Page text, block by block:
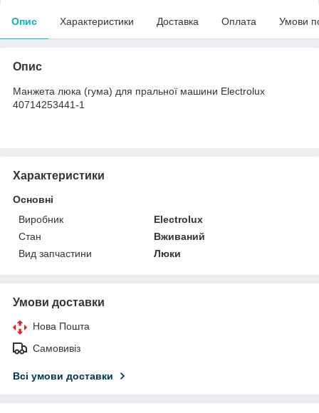
Опис Характеристики Доставка Оплата Умови
Опис
Mанжета люка (гума) для пральної машини Electrolux
40714253441-1
Характеристики
Основні
Виробник
Electrolux
Стан
Вживаний
Вид запчастини
Люки
Умови доставки
Нова Пошта
Самовивіз
Всі умови доставки